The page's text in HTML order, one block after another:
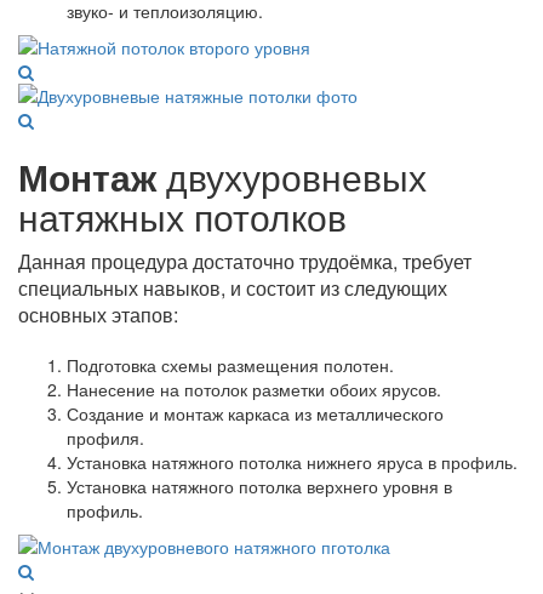
звуко- и теплоизоляцию.
Монтаждвухуровневых
натяжных потолков
Данная процедура достаточно трудоёмка, требует
специальных навыков, и состоит из следующих
основных этапов:
Подготовка схемы размещения полотен.
Нанесение на потолок разметки обоих ярусов.
Создание и монтаж каркаса из металлического
профиля.
Установка натяжного потолка нижнего яруса в профиль.
Установка натяжного потолка верхнего уровня в
профиль.